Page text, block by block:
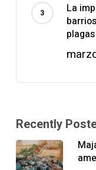
La
Recently